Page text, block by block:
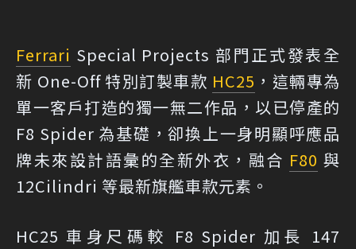
Ferrari Special Projects 部門正式發表全
新 One-Off 特別訂製車款 HC25 ，這輛專為
單一客戶打造的獨一無二作品，以已停產的
F8 Spider 為基礎，卻換上一身明顯呼應品
牌未來設計語彙的全新外衣，融合 F80 與
12Cilindri 等最新旗艦車款元素。
HC25 車身尺碼較 F8 Spider 加長 147